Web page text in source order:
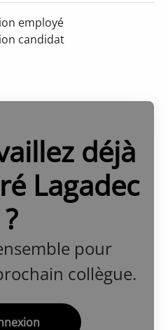
employé
candidat
déjà
Lagadec
?
pour
collègue.